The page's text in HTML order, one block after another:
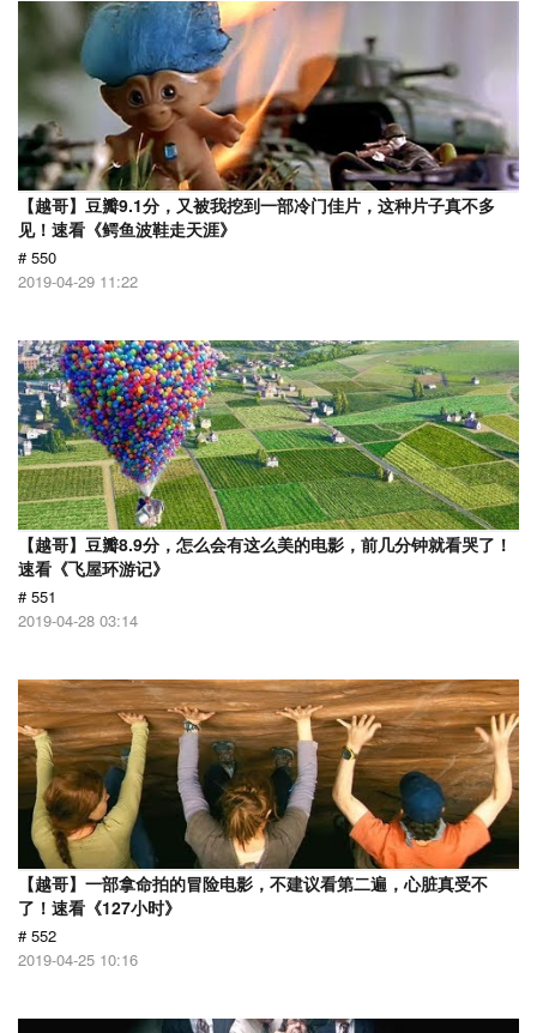
【越哥】豆瓣9.1分，又被我挖到一部冷门佳片，这种片子真不多
见！速看《鳄鱼波鞋走天涯》
# 550
2019-04-29 11:22
【越哥】豆瓣8.9分，怎么会有这么美的电影，前几分钟就看哭了！
速看《飞屋环游记》
# 551
2019-04-28 03:14
【越哥】一部拿命拍的冒险电影，不建议看第二遍，心脏真受不
了！速看《127小时》
# 552
2019-04-25 10:16